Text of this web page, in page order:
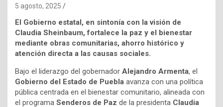
5 agosto, 2025
El Gobierno estatal, en sintonía con la visión de
Claudia Sheinbaum, fortalece la paz y el bienestar
mediante obras comunitarias, ahorro histórico y
atención directa a las causas sociales.
Bajo el liderazgo del gobernador Alejandro Armenta, el
Gobierno del Estado de Puebla avanza con una política
pública centrada en el bienestar comunitario, alineada con
el programa Senderos de Paz de la presidenta Claudia